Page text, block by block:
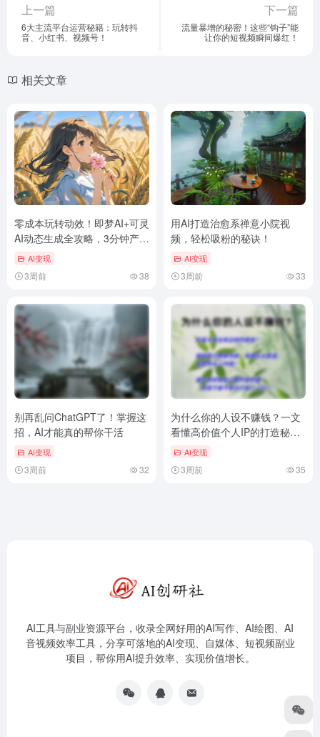
上一篇
6大主流平台运营秘籍：玩转抖
音、小红书、视频号！
下一篇
流量暴增的秘密！这些“钩子”能
让你的短视频瞬间爆红！
相关文章
零成本玩转动效！即梦AI+可灵
AI动态生成全攻略，3分钟产出
电影级大片
AI变现
3周前 38
用AI打造治愈系禅意小院视
频，轻松吸粉的秘诀！
AI变现
3周前 33
别再乱问ChatGPT了！掌握这
招，AI才能真的帮你干活
AI变现
3周前 32
为什么你的人设不赚钱？一文
看懂高价值个人IP的打造秘
诀！AI变现
3周前 35
AI工具与副业资源平台，收录全网好用的AI写作、AI绘图、AI
音视频效率工具，分享可落地的AI变现、自媒体、短视频副业
项目，帮你用AI提升效率、实现价值增长。